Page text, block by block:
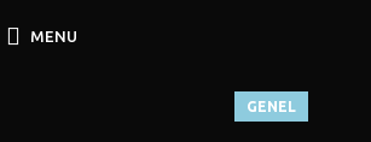
MENU
GENEL